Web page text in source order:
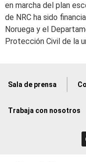
en marcha del plan
de NRC ha sido
Noruega y el
Protección Civil de la
Sala de prensa
Trabaja con nosotros